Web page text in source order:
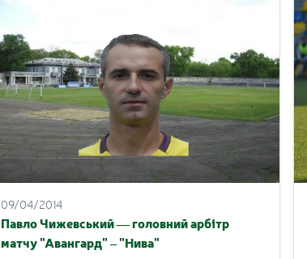
09/04/2014
Павло Чижевський — головний арбітр
матчу "Авангард" – "Нива"